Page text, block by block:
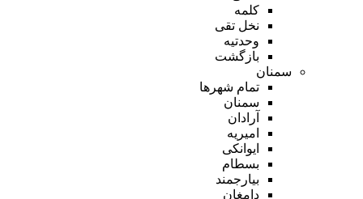
کلمه
نخل تقی
وحدتیه
بازگشت
سمنان
تمام شهر‌ها
سمنان
آرادان
امیریه
ایوانکی
بسطام
بیارجمند
دامغان